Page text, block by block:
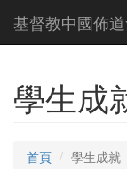
基督教中國佈
學生成
首頁 學生成就